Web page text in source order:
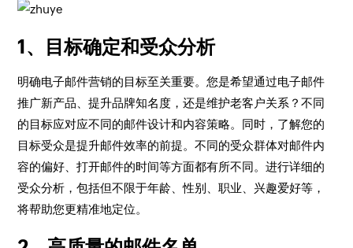
1、目标确定和受众分析
明确电子邮件营销的目标至关重要。您是希望通过电子邮件
推广新产品、提升品牌知名度，还是维护老客户关系？不同
的目标应对应不同的邮件设计和内容策略。同时，了解您的
目标受众是提升邮件效率的前提。不同的受众群体对邮件内
容的偏好、打开邮件的时间等方面都有所不同。进行详细的
受众分析，包括但不限于年龄、性别、职业、兴趣爱好等，
将帮助您更精准地定位。